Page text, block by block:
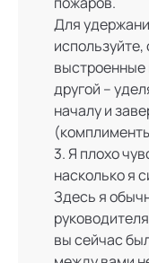
Для
выстроенные
другой –
началу и
3. Я плохо
насколько я
Здесь я
вы сейчас